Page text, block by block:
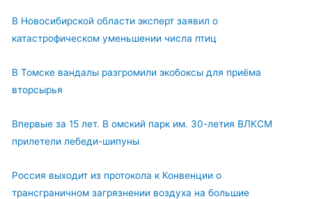
В Новосибирской области эксперт заявил о
катастрофическом уменьшении числа птиц
В Томске вандалы разгромили экобоксы для приёма
вторсырья
Впервые за 15 лет. В омский парк им. 30-летия ВЛКСМ
прилетели лебеди-шипуны
Россия выходит из протокола к Конвенции о
трансграничном загрязнении воздуха на большие